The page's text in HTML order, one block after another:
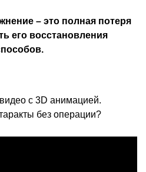
– это полная потеря
его восстановления
с 3D анимацией.
без операции?